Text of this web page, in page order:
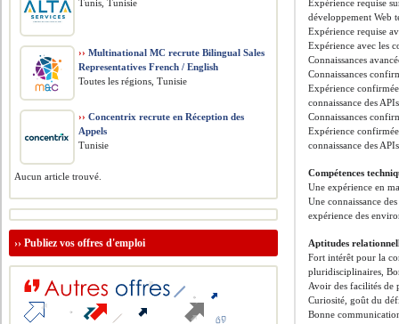
Expérience requise
développement Web
Expérience requise
Expérience avec les
Connaissances
Connaissances
Expérience
connaissance des
Connaissances
Expérience
connaissance des
Compétences
Une expérience en
Une connaissance
expérience des
Aptitudes
Fort intérêt pour la
pluridisciplinaires,
Avoir des facilités de
Curiosité, goût du
Bonne
Tunis, Tunisie
›› Multinational MC recrute Bilingual Sales
Representatives French / English
Toutes les régions, Tunisie
›› Concentrix recrute en Réception des
Appels
Tunisie
Aucun article trouvé.
››Publiez vos offres d'emploi